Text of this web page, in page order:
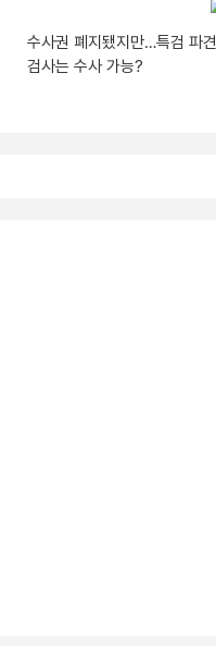
수사권 폐지됐지만…특검 파견
검사는 수사 가능?